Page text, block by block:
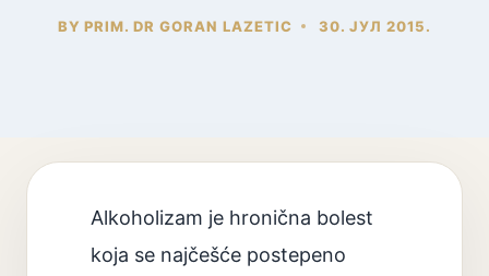
BY PRIM. DR GORAN LAZETIC 30. ЈУЛ 2015.
Alkoholizam je hronična bolest
koja se najčešće postepeno